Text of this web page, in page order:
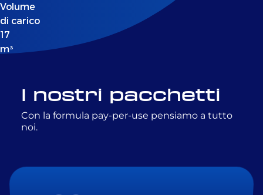
Volume
di carico
17
m³
I nostri pacchetti
Con la formula pay-per-use pensiamo a tutto
noi.